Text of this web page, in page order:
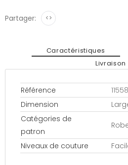
Partager: <>
Caractéristiques
Livraison
Référence
Dimension
Catégories de
patron
Niveaux de couture